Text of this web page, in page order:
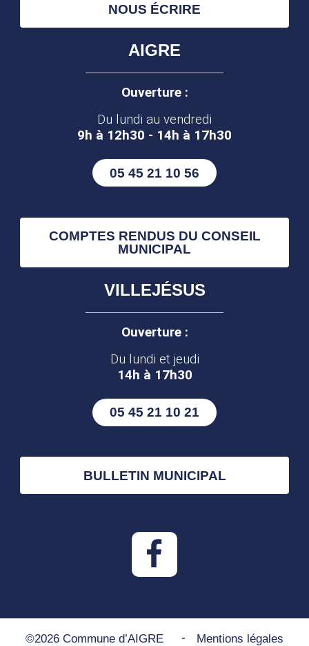
NOUS ÉCRIRE
AIGRE
Ouverture :
Du lundi au vendredi
9h à 12h30 - 14h à 17h30
05 45 21 10 56
COMPTES RENDUS DU CONSEIL
MUNICIPAL
VILLEJÉSUS
Ouverture :
Du lundi et jeudi
14h à 17h30
05 45 21 10 21
BULLETIN MUNICIPAL
©2026 Commune d’AIGRE - Mentions légales